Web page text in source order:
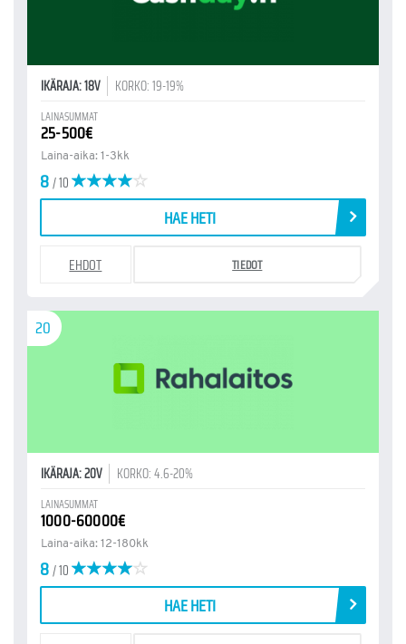
IKÄRAJA: 18V KORKO: 19-19%
LAINASUMMAT
25-500€
Laina-aika: 1-3kk
8/ 10
HAE HETI
EHDOT TIEDOT
20
IKÄRAJA: 20V KORKO: 4.6-20%
LAINASUMMAT
1000-60000€
Laina-aika: 12-180kk
8/ 10
HAE HETI